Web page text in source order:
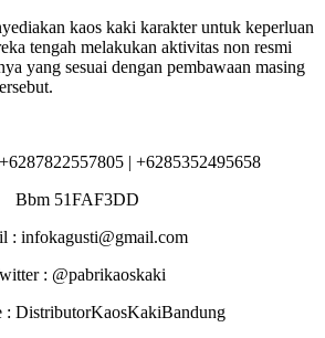
kaos kaki karakter untuk keperluan
tengah melakukan aktivitas non resmi
yang sesuai dengan pembawaan masing
| +6285352495658
Bbm 51FAF3DD
: infokagusti@gmail.com
: @pabrikaoskaki
: DistributorKaosKakiBandung